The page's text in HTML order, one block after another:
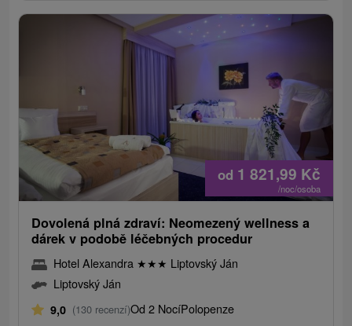
od 1 821,99 Kč
/noc/osoba
Dovolená plná zdraví: Neomezený wellness a
dárek v podobě léčebných procedur
Hotel Alexandra ★★★ Liptovský Ján
Liptovský Ján
9,0 (130 recenzí)Od 2 NocíPolopenze